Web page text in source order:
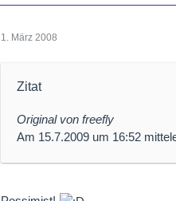
1. März 2008
Zitat
Original von freefly
Am 15.7.2009 um 16:52